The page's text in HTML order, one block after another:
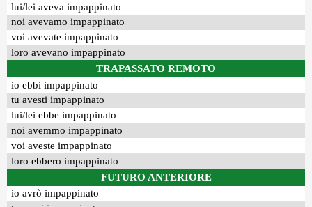
lui/lei aveva impappinato
noi avevamo impappinato
voi avevate impappinato
loro avevano impappinato
TRAPASSATO REMOTO
io ebbi impappinato
tu avesti impappinato
lui/lei ebbe impappinato
noi avemmo impappinato
voi aveste impappinato
loro ebbero impappinato
FUTURO ANTERIORE
io avrò impappinato